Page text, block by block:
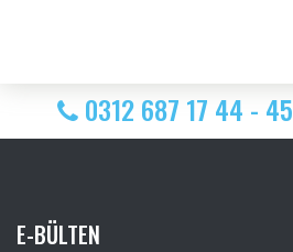
0312 687 17 44 - 45
E-BÜLTEN